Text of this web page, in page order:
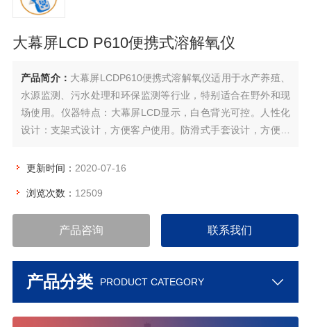
大幕屏LCD P610便携式溶解氧仪
产品简介： 大幕屏LCDP610便携式溶解氧仪适用于水产养殖、
水源监测、污水处理和环保监测等行业，特别适合在野外和现
场使用。仪器特点：大幕屏LCD显示，白色背光可控。人性化
设计：支架式设计，方便客户使用。防滑式手套设计，方便客
手动气压补偿的功能。
更新时间： 2020-07-16
浏览次数： 12509
产品咨询 联系我们
产品分类 PRODUCT CATEGORY